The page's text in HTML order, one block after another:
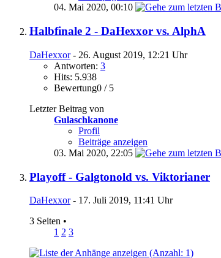
04. Mai 2020, 00:10
Halbfinale 2 - DaHexxor vs. AlphA
DaHexxor- 26. August 2019, 12:21 Uhr
Antworten: 3
Hits: 5.938
Bewertung0 / 5
Letzter Beitrag von
Gulaschkanone
Profil
Beiträge anzeigen
03. Mai 2020, 22:05
Playoff - Galgtonold vs. Viktorianer
DaHexxor- 17. Juli 2019, 11:41 Uhr
3 Seiten •
1 2 3